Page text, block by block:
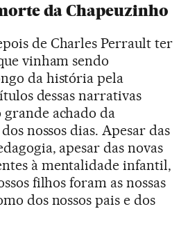
da Chapeuzinho
de Charles Perrault ter
vinham sendo
da história pela
dessas narrativas
achado da
nossos dias. Apesar das
apesar das novas
à mentalidade infantil,
filhos foram as nossas
dos nossos pais e dos